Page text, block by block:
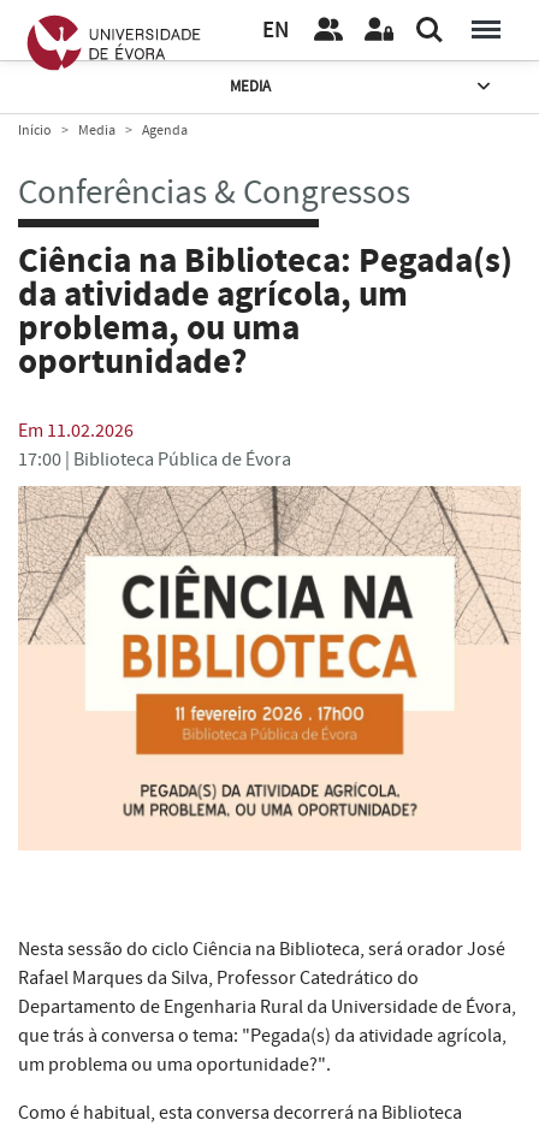
EN
MEDIA
Início Media Agenda
Conferências & Congressos
Ciência na Biblioteca: Pegada(s)
da atividade agrícola, um
problema, ou uma
oportunidade?
Em 11.02.2026
17:00 | Biblioteca Pública de Évora
Nesta sessão do ciclo Ciência na Biblioteca, será orador José
Rafael Marques da Silva, Professor Catedrático do
Departamento de Engenharia Rural da Universidade de Évora,
que trás à conversa o tema: "Pegada(s) da atividade agrícola,
um problema ou uma oportunidade?".
Como é habitual, esta conversa decorrerá na Biblioteca